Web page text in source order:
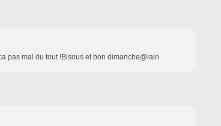
pas mal du tout !Bisous et bon dimanche@lain